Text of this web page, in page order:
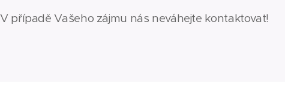
V případě Vašeho zájmu nás neváhejte kontaktovat!